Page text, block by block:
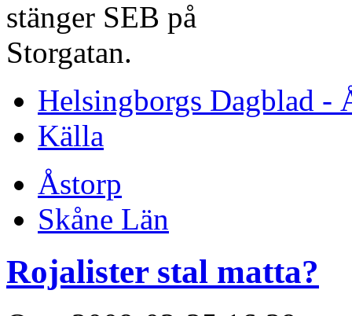
stänger SEB på
Storgatan.
Helsingborgs Dagblad -
Källa
Åstorp
Skåne Län
Rojalister stal matta?